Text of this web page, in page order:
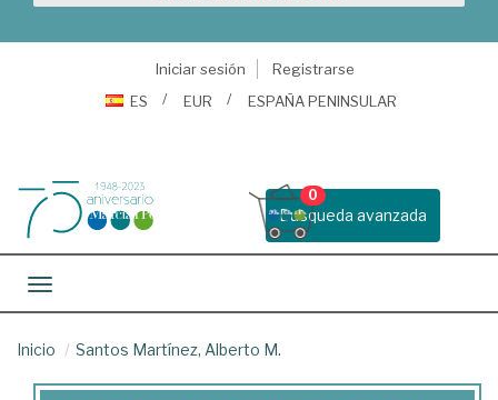
Iniciar sesión
Registrarse
ES
EUR ESPAÑA PENINSULAR
Busqueda avanzada
0
Toggle navigation
Inicio Santos Martínez, Alberto M.